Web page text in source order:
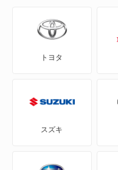
トヨタ
スズキ